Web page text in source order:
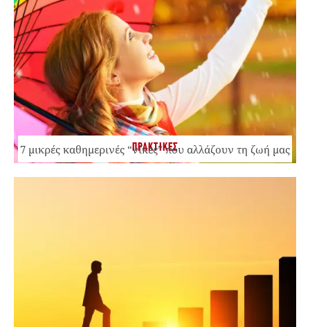
ΠΡΑΚΤΙΚΕΣ
7 μικρές καθημερινές “νίκες” που αλλάζουν τη ζωή μας